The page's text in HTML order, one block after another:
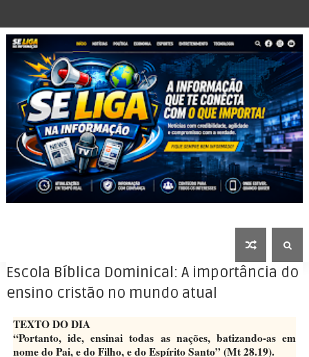
Escola Bíblica Dominical: A importância do
ensino cristão no mundo atual
TEXTO DO DIA
“Portanto, ide, ensinai todas as nações, batizando-as em
nome do Pai, e do Filho, e do Espírito Santo” (Mt 28.19).